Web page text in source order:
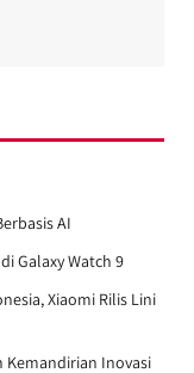
AI
Galaxy Watch 9
Xiaomi Rilis Lini
Kemandirian Inovasi